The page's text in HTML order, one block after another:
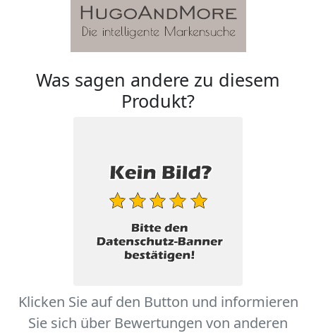
Was sagen andere zu diesem
Produkt?
Klicken Sie auf den Button und informieren
Sie sich über Bewertungen von anderen